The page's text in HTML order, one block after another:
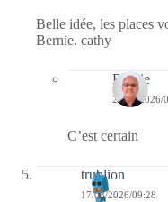
Belle idée, les places
Bernie. cathy
Bernie
20/03/2026/
C’est certain
trublion
17/03/2026/09:28